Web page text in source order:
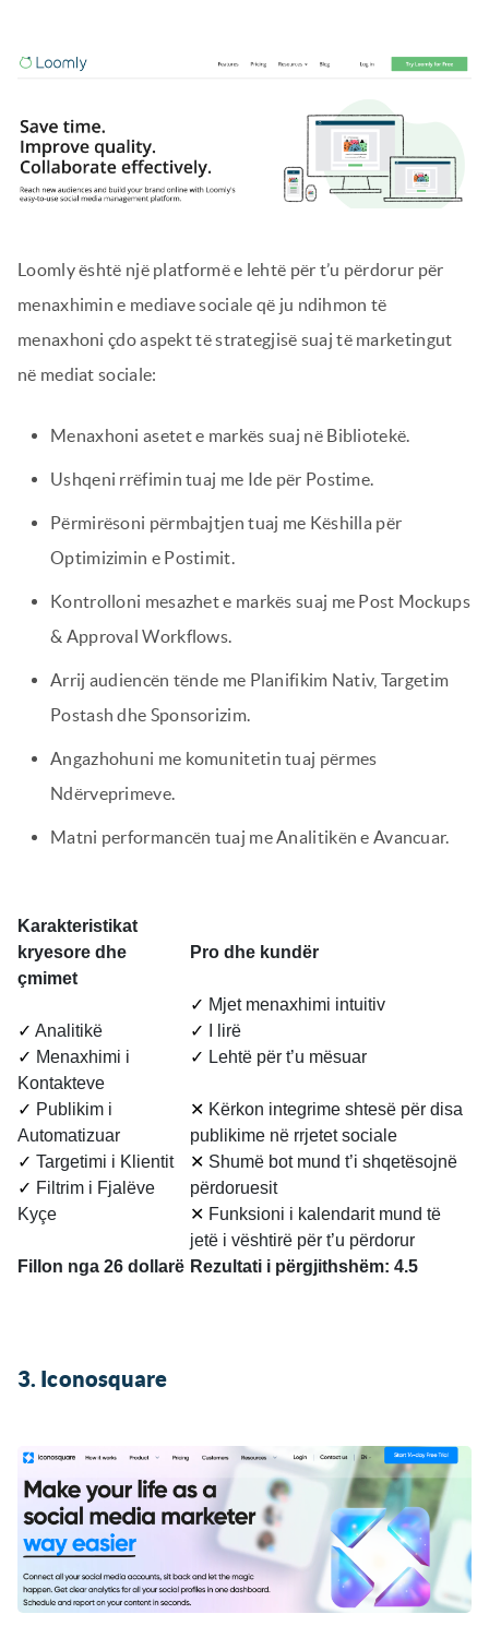
Loomly është një platformë e lehtë për t’u përdorur për
menaxhimin e mediave sociale që ju ndihmon të
menaxhoni çdo aspekt të strategjisë suaj të marketingut
në mediat sociale:
Menaxhoni asetet e markës suaj në Bibliotekë.
Ushqeni rrëfimin tuaj me Ide për Postime.
Përmirësoni përmbajtjen tuaj me Këshilla për
Optimizimin e Postimit.
Kontrolloni mesazhet e markës suaj me Post Mockups
& Approval Workflows.
Arrij audiencën tënde me Planifikim Nativ, Targetim
Postash dhe Sponsorizim.
Angazhohuni me komunitetin tuaj përmes
Ndërveprimeve.
Matni performancën tuaj me Analitikën e Avancuar.
Karakteristikat
kryesore dhe
çmimet
Pro dhe kundër
✓ Analitikë
✓ Menaxhimi i
Kontakteve
✓ Publikim i
Automatizuar
✓ Targetimi i Klientit
✓ Filtrim i Fjalëve
Kyçe
✓ Mjet menaxhimi intuitiv
✓
I lirë
✓ Lehtë për t’u mësuar
✕ Kërkon integrime shtesë për disa
publikime në rrjetet sociale
✕ Shumë bot mund t’i shqetësojnë
përdoruesit
✕ Funksioni i kalendarit mund të
jetë i vështirë për t’u përdorur
Fillon nga 26 dollarë Rezultati i përgjithshëm: 4.5
3. Iconosquare